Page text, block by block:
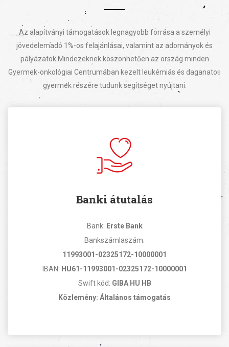
Az alapítványi támogatások legnagyobb forrása a személyi
jövedelemadó 1%-os felajánlásai, valamint az adományok és
pályázatok. Mindezeknek köszönhetően az ország minden
Gyermek-onkológiai Centrumában kezelt leukémiás és daganatos
gyermek részére tudunk segítséget nyújtani.
Banki átutalás
Bank: Erste Bank
Bankszámlaszám:
11993001-02325172-10000001
IBAN: HU61-11993001-02325172-10000001
Swift kód: GIBA HU HB
Közlemény: Általános támogatás